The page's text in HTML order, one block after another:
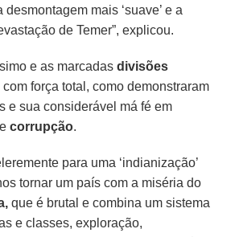
mais ‘suave’ e a
de Temer”, explicou.
e as marcadasdivisões
força total, como demonstraram
e sua considerável má fé em
corrupção.
para uma ‘indianização’
tornar um país com a miséria do
que é brutal e combina um sistema
e classes, exploração,